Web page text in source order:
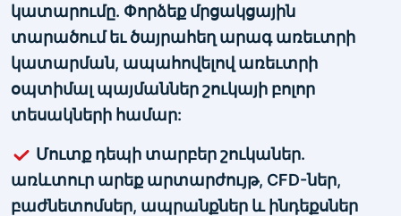
կատարումը. Փորձեք մրցակցային
տարածում եւ ծայրահեղ արագ առեւտրի
կատարման, ապահովելով առեւտրի
օպտիմալ պայմաններ շուկայի բոլոր
տեսակների համար:
Մուտք դեպի տարբեր շուկաներ.
առևտուր արեք արտարժույթ, CFD-ներ,
բաժնետոմսեր, ապրանքներ և ինդեքսներ